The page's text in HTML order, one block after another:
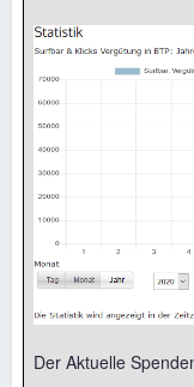
Der Aktuelle